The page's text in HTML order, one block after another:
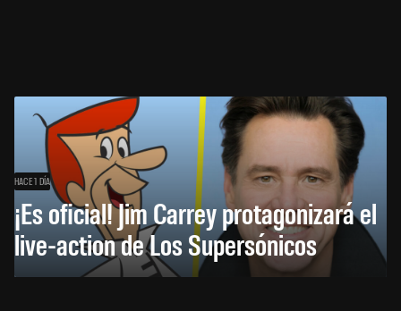
HACE 1 DÍA
¡Es oficial! Jim Carrey protagonizará el
live-action de Los Supersónicos